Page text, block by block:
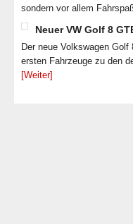
sondern vor allem
Neuer VW Golf 8
Der neue Volkswagen
ersten Fahrzeuge zu den
[Weiter]